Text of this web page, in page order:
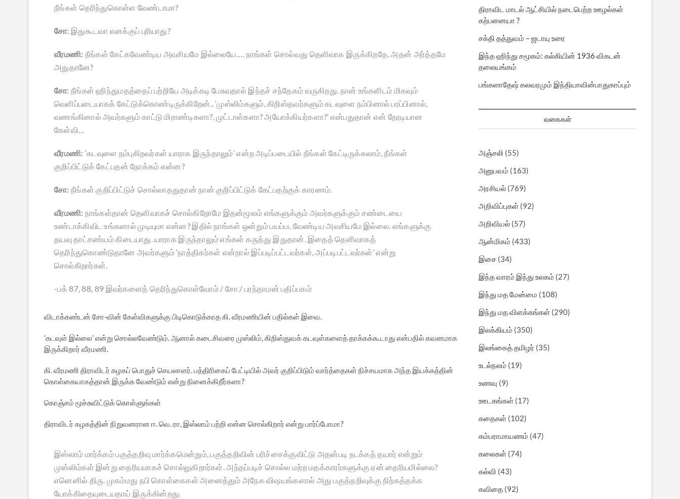
நீங்கள் தெரிந்துகொள்ள வேண்டாமா?
சோ: இதுகூடவா எனக்குப் புரியாது?
வீரமணி: நீங்கள் கேட்கவேண்டிய அவசியமே இல்லையே…. நாங்கள் சொல்வது தெளிவாக இருக்கிறதே. அதன் அர்த்தமே
அதுதானே?
சோ: நீங்கள் ஹிந்துமதத்தைப் பற்றியே அடிக்கடி பேசுவதால் இந்தச் சந்தேகம் வருகிறது. நான் உங்களிடம் மிகவும்
வெளிப்படையாகக் கேட்டுக்கொண்டிருக்கிறேன்.. ‘முஸ்லிம்களும், கிறிஸ்தவர்களும் கடவுளை நம்பினால் பரப்பினால்,
வணங்கினால் அவர்களும் காட்டு மிராண்டிகளா?, முட்டாள்களா? அயோக்கியர்களா?’ என்பதுதான் என் நேரடியான
கேள்வி…
வீரமணி: ‘கடவுளை நம்புகிறவர்கள் யாராக இருந்தாலும்’ என்ற அடிப்படையில் நீங்கள் கேட்டிருக்கலாம், நீங்கள்
குறிப்பிட்டுக் கேட்பதன் நோக்கம் என்ன?
சோ: நீங்கள் குறிப்பிட்டுச் சொல்லாததுதான் நான் குறிப்பிட்டுக் கேட்பதற்குக் காரணம்.
வீரமணி: நாங்கள்தான் தெளிவாகச் சொல்கிறோமே இதன்மூலம் எங்களுக்கும் அவர்களுக்கும் சண்டையை
உண்டாக்கிவிட உங்களால் முடியுமா என்ன? இதில் நாங்கள் ஒன்றும் பயப்படவேண்டிய அவசியமே இல்லை. எங்களுக்கு
தயவு தாட்சண்யம் கிடையாது. யாராக இருந்தாலும் எங்கள் கருத்து இதுதான். இதைத் தெளிவாகத்
தெரிந்துகொண்டுதானே அவர்களும் ‘நாத்திகர்கள் என்றால் இப்படிப்பட்டவர்கள், அப்படிபட்டவர்கள்’ என்று
சொல்கிறார்கள்.
-பக் 87, 88, 89 இவர்களைத் தெரிந்துகொள்வோம் / சோ / பரந்தாமன் பதிப்பகம்
விடாக்கண்டன் சோ-வின் கேள்விகளுக்கு பிடிகொடுக்காத கி. வீரமணியின் பதில்கள் இவை.
‘கடவுள் இல்லை’ என்று சொல்லவேண்டும். ஆனால் கடைசிவரை முஸ்லிம், கிறிஸ்துவக் கடவுள்களைத் தாக்கக்கூடாது என்பதில் கவனமாக
இருக்கிறார் வீரமணி.
கி. வீரமணி திராவிடர் கழகப் பொதுச் செயலாளர். பத்திரிகைப் பேட்டியில் அவர் குறிப்பிடும் வார்த்தைகள் நிச்சயமாக அந்த இயக்கத்தின்
கொள்கையாகத்தான் இருக்க வேண்டும் என்று நினைக்கிறீர்களா?
கொஞ்சம் மூச்சுவிட்டுக் கொள்ளுங்கள்
திராவிடர் கழகத்தின் நிறுவனரான ஈ. வெ. ரா, இஸ்லாம் பற்றி என்ன சொல்கிறார் என்று பார்ப்போமா?
இஸ்லாம் மார்க்கம் பகுத்தறிவு மார்க்கமென்றும், பகுத்தறிவின் பரிச்சைக்குவிட்டு அதன்படி நடக்கத் தயார் என்றும்
முஸ்லிம்கள் இன்று தைரியமாகச் சொல்லுகிறார்கள். அந்தப்படிச் சொல்ல மற்ற மதக்காரர்களுக்கு ஏன் தைரியமில்லை?
எனெனில் திரு. முகம்மது நபி கொள்கைகள் அனைத்தும் அநேக விஷயங்களால் அது பகுத்தறிவுக்கு நிற்கத்தக்க
யோக்கிதையுடையதாய் இருக்கின்றது.
திராவிட மாடல் ஆட்சியில் நடைபெற்ற ஊழல்கள்
கற்பனையா ?
சக்தி தத்துவம் – ஜடாயு உரை
இந்த ஹிந்து சமூகம்: கல்கியின் 1936 விகடன்
தலையங்கம்
பங்களாதேஷ் கலவரமும் இந்தியாவின்பாதுகாப்பும்
வகைகள்
அஞ்சலி (55)
அனுபவம் (163)
அரசியல் (769)
அறிவிப்புகள் (92)
அறிவியல் (57)
ஆன்மிகம் (433)
இசை (34)
இந்த வாரம் இந்து உலகம் (27)
இந்து மத மேன்மை (108)
இந்து மத விளக்கங்கள் (290)
இலக்கியம் (350)
இலங்கைத் தமிழர் (35)
உடல்நலம் (19)
உணவு (9)
ஊடகங்கள் (17)
கதைகள் (102)
கம்பராமாயணம் (47)
கலைகள் (74)
கல்வி (43)
கவிதை (92)